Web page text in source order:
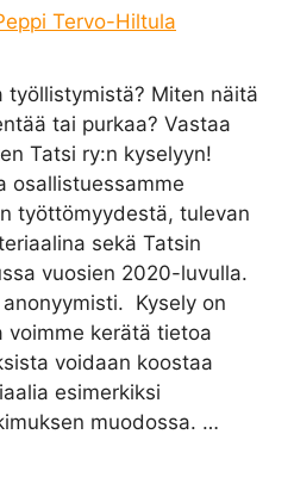
Tervo-Hiltula
työllistymistä? Miten näitä
tai purkaa? Vastaa
Tatsi ry:n kyselyyn!
osallistuessamme
työttömyydestä, tulevan
sekä Tatsin
vuosien 2020-luvulla.
Kysely on
voimme kerätä tietoa
voidaan koostaa
esimerkiksi
muodossa. …